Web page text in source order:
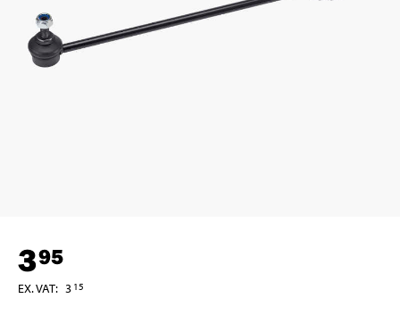
395
EX. VAT: 3 15